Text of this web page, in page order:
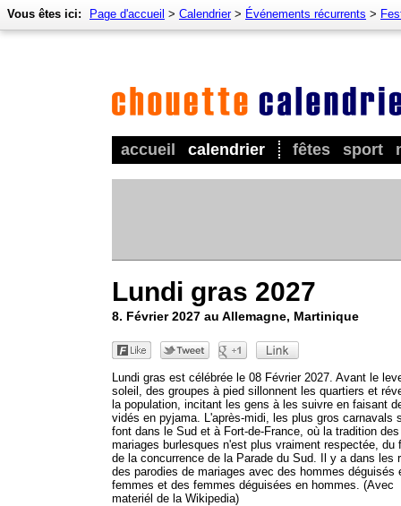
accueil calendrier fêtes sport
Vous êtes ici: Page d'accueil > Calendrier> Événements récurrents >
Lundi gras 2027
8. Février 2027 au Allemagne, Martinique
Lundi gras est célébrée le 08 Février 2027. Avant le
soleil, des groupes à pied sillonnent les quartiers et
la population, incitant les gens à les suivre en faisant
vidés en pyjama. L'après-midi, les plus gros carnavals
font dans le Sud et à Fort-de-France, où la tradition des
mariages burlesques n'est plus vraiment respectée, du
de la concurrence de la Parade du Sud. Il y a dans les
des parodies de mariages avec des hommes déguisés
femmes et des femmes déguisées en hommes. (Avec
materiél de la Wikipedia)